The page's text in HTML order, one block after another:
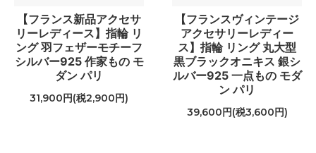
【フランス新品アクセサ
リーレディース】指輪 リ
ング 羽フェザーモチーフ
シルバー925 作家もの モ
ダン パリ
31,900円(税2,900円)
【フランスヴィンテージ
アクセサリーレディー
ス】指輪 リング 丸大型
黒ブラックオニキス 銀シ
ルバー925 一点もの モダ
ン パリ
39,600円(税3,600円)